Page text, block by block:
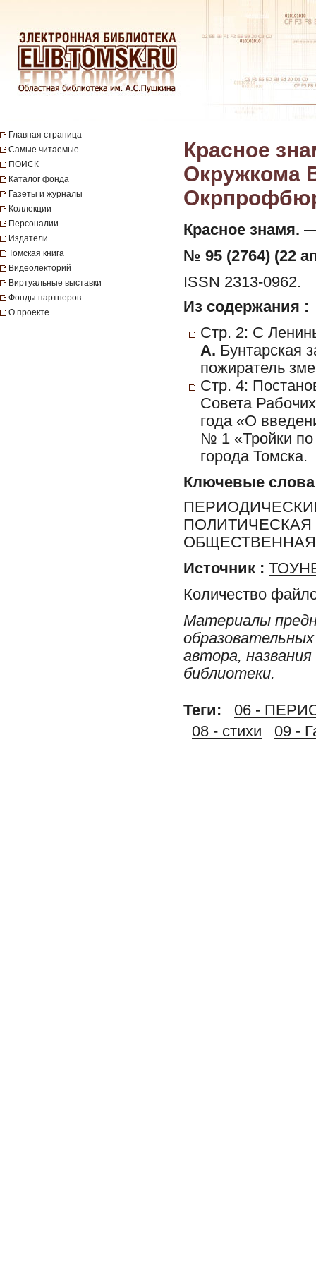
Главная страница
Самые читаемые
ПОИСК
Каталог фонда
Газеты и журналы
Коллекции
Персоналии
Издатели
Томская книга
Видеолекторий
Виртуальные выставки
Фонды партнеров
О проекте
Красное
Окружкома
Красное знамя. —
№ 95 (2764) (22
ISSN 2313-0962.
Из содержания :
Стр. 2: С
А. Бунтарская
пожиратель
Стр. 4:
Совета
года «О
№ 1 «Тройки по
города Томска.
Ключевые слова
Источник :
Количество
Материалы
автора,
библиотеки.
Теги:
06 -
08 - стихи
09 -